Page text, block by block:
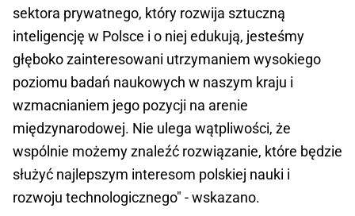
sektora prywatnego, który rozwija sztuczną
inteligencję w Polsce i o niej edukują, jesteśmy
głęboko zainteresowani utrzymaniem wysokiego
poziomu badań naukowych w naszym kraju i
wzmacnianiem jego pozycji na arenie
międzynarodowej. Nie ulega wątpliwości, że
wspólnie możemy znaleźć rozwiązanie, które będzie
służyć najlepszym interesom polskiej nauki i
rozwoju technologicznego" - wskazano.